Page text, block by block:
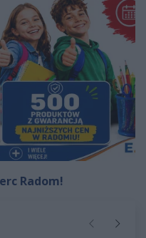
Radom!
Poprzednie